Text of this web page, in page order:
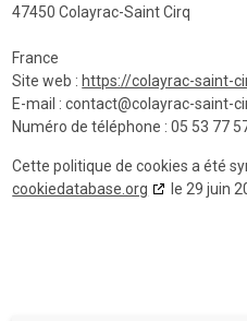
47450 Colayrac-Saint Cirq
France
Site web : https://colayrac-saint-
E-mail :contact@colayrac-saint-
Numéro de téléphone : 05 53 77
Cette politique de cookies a été
cookiedatabase.org
le 29 juin